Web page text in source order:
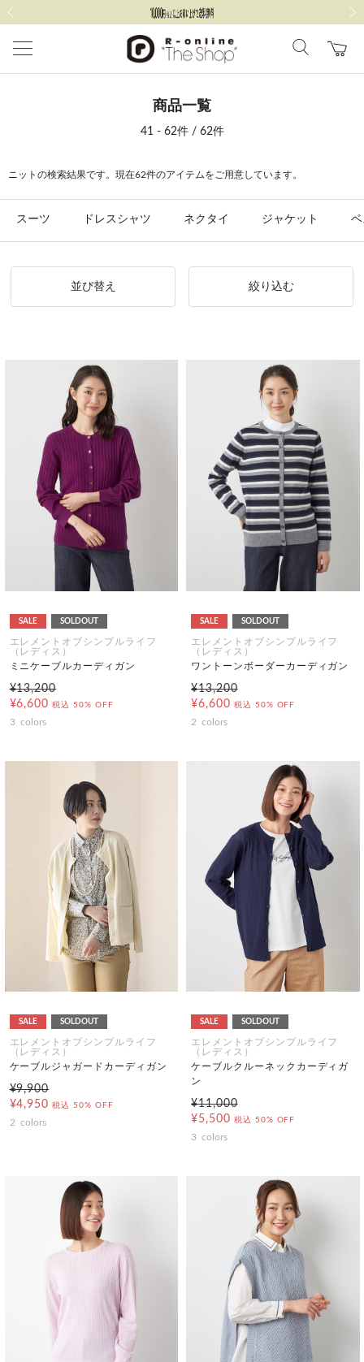
商品一覧
41 - 62件 / 62件
ニットの検索結果です。現在62件のアイテムをご用意しています。
スーツ ドレスシャツ ネクタイ ジャケット
並び替え 絞り込む
SALE SOLDOUT
エレメントオブシンプルライフ
（レディス）
ミニケーブルカーディガン
¥13,200
¥6,600 税込 50% OFF
3 colors
SALE SOLDOUT
エレメントオブシンプルライフ
（レディス）
ワントーンボーダーカーディガン
¥13,200
¥6,600 税込 50% OFF
2 colors
SALE SOLDOUT
エレメントオブシンプルライフ
（レディス）
ケーブルジャガードカーディガン
¥9,900
¥4,950 税込 50% OFF
2 colors
SALE SOLDOUT
エレメントオブシンプルライフ
（レディス）
ケーブルクルーネックカーディガ
ン
¥11,000
¥5,500 税込 50% OFF
3 colors